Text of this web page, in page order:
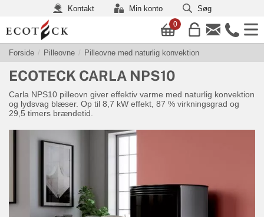
Kontakt Min konto Søg
0
Forside Pilleovne Pilleovne med naturlig konvektion
ECOTECK CARLA NPS10
Carla NPS10 pilleovn giver effektiv varme med naturlig konvektion
og lydsvag blæser. Op til 8,7 kW effekt, 87 % virkningsgrad og
29,5 timers brændetid.